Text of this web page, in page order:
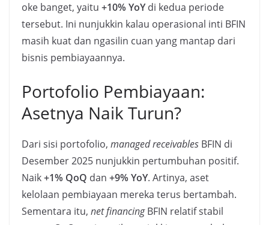
oke banget, yaitu +10% YoYdi kedua periode
tersebut. Ini nunjukkin kalau operasional inti BFIN
masih kuat dan ngasilin cuan yang mantap dari
bisnis pembiayaannya.
Portofolio Pembiayaan:
Asetnya Naik Turun?
Dari sisi portofolio, managed receivables BFIN di
Desember 2025 nunjukkin pertumbuhan positif.
Naik+1% QoQ dan +9% YoY. Artinya, aset
kelolaan pembiayaan mereka terus bertambah.
Sementara itu, net financingBFIN relatif stabil